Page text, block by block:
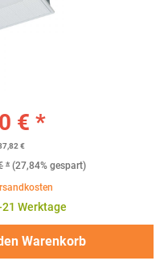
€ *
€
* (27,84% gespart)
Werktage
Warenkorb